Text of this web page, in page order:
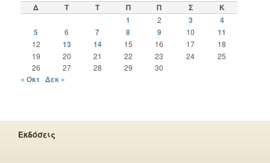
Δ Τ Τ Π Π Σ
Κ
1
2 3
4
5
6 7 8 9 10 11
12 13 14 15 16 17
18
19
20 21 22 23 24
25
26
27 28 29 30
« Οκτ Δεκ »
Εκδόσεις